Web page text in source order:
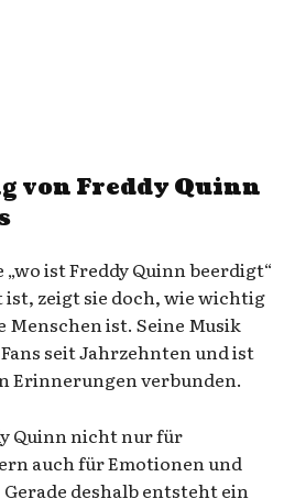
von Freddy Quinn
ist Freddy Quinn beerdigt“
zeigt sie doch, wie wichtig
Menschen ist. Seine Musik
seit Jahrzehnten und ist
Erinnerungen verbunden.
Quinn nicht nur für
auch für Emotionen und
deshalb entsteht ein